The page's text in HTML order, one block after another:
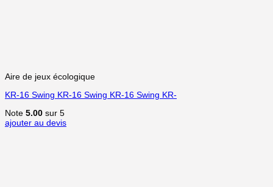
Aire de jeux écologique
KR-16 Swing KR-16 Swing KR-16 Swing KR-
Note 5.00 sur 5
ajouter au devis